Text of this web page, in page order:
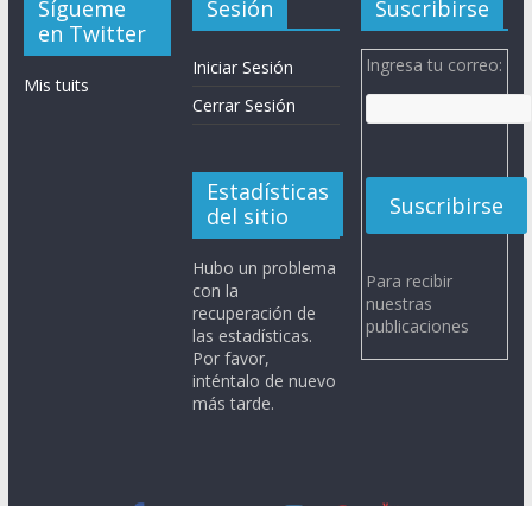
Sígueme
en Twitter
Mis tuits
Sesión
Iniciar Sesión
Cerrar Sesión
Estadísticas
del sitio
Hubo un problema
con la
recuperación de
las estadísticas.
Por favor,
inténtalo de nuevo
más tarde.
Suscribirse
Ingresa tu correo:
Para recibir
nuestras
publicaciones